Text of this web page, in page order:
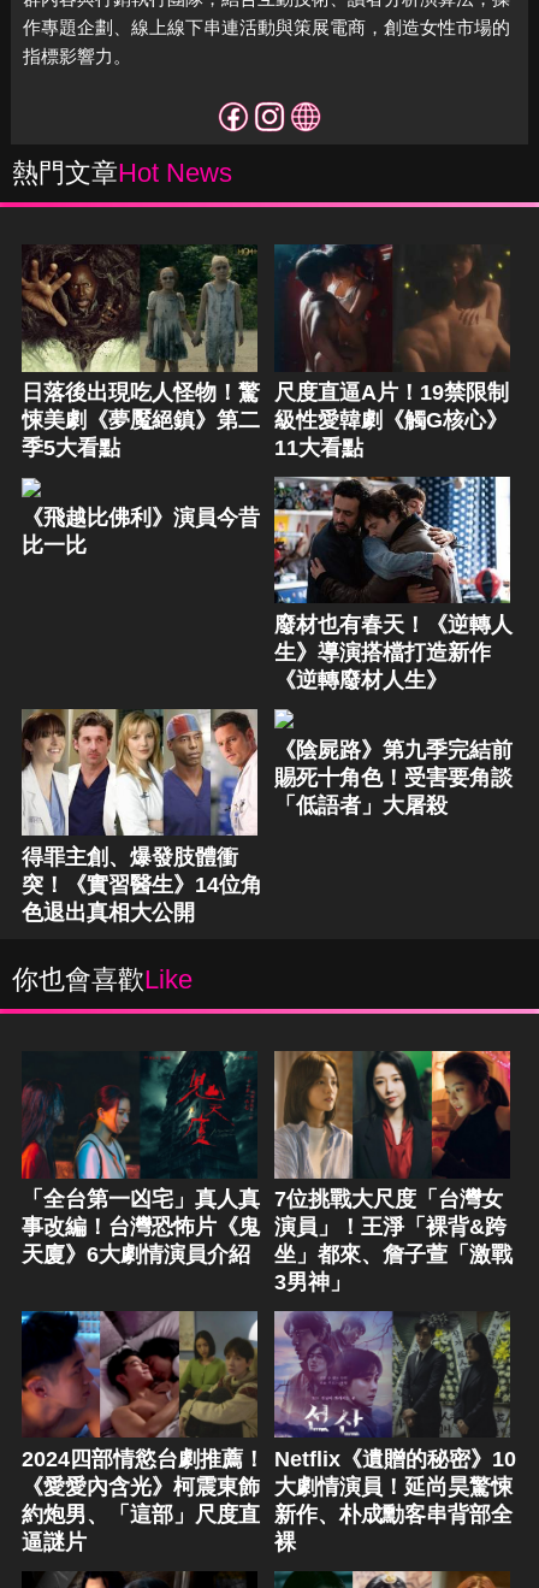
作專題企劃、線上線下串連活動與策展電商， 創造女性市場的
指標影響力。
熱門文章Hot News
日落後出現吃人怪物！驚
悚美劇《夢魘絕鎮》第二
季5大看點
尺度直逼A片！19禁限制
級性愛韓劇《觸G核心》
11大看點
《飛越比佛利》演員今昔
比一比
廢材也有春天！《逆轉人
生》導演搭檔打造新作
《逆轉廢材人生》
得罪主創、爆發肢體衝
突！《實習醫生》14位角
色退出真相大公開
《陰屍路》第九季完結前
賜死十角色！受害要角談
「低語者」大屠殺
你也會喜歡Like
「全台第一凶宅」真人真
事改編！台灣恐怖片《鬼
天廈》6大劇情演員介紹
7位挑戰大尺度「台灣女
演員」！王淨「裸背&跨
坐」都來、詹子萱「激戰
3男神」
2024四部情慾台劇推薦！
《愛愛內含光》柯震東飾
約炮男、「這部」尺度直
逼謎片
Netflix《遺贈的秘密》10
大劇情演員！延尚昊驚悚
新作、朴成勳客串背部全
裸